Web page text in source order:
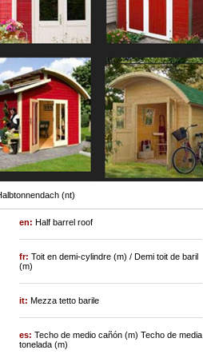
(nt)
en: Half barrel roof
fr:Toit en demi-cylindre (m) / Demi toit de baril
(m)
it: Mezza tetto barile
es:Techo de medio cañón (m) Techo de media
tonelada (m)